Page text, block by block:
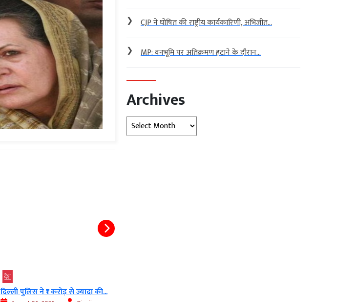
देश
दिल्ली पुलिस ने ₹1 करोड़ से ज्यादा की...
❯ CJP ने घोषित की राष्ट्रीय कार्यकारिणी, अभिजीत...
❯ MP: वनभूमि पर अतिक्रमण हटाने के दौरान...
Archives
Archives